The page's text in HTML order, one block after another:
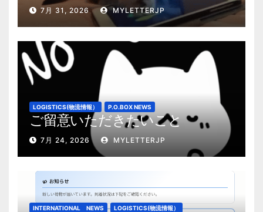
7月 31, 2026 MYLETTERJP
LOGISTICS(物流情報） P.O.BOX NEWS
ご留意いただきたいこと
7月 24, 2026 MYLETTERJP
INTERNATIONAL NEWS
LOGISTICS(物流情報）